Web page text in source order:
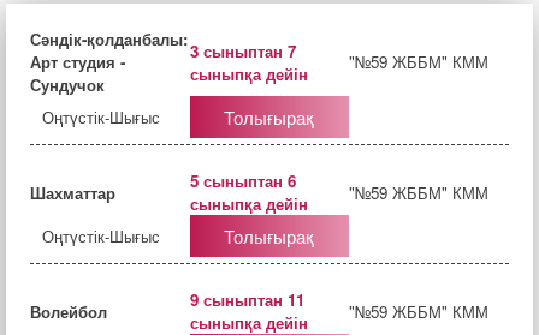
Сәндік-қолданбалы:
Арт студия -
Сундучок
3 сыныптан 7
сыныпқа дейін
"№59 ЖББМ" КММ
Оңтүстік-Шығыс Толығырақ
Шахматтар
5 сыныптан 6
сыныпқа дейін
"№59 ЖББМ" КММ
Оңтүстік-Шығыс
Толығырақ
Волейбол
9 сыныптан 11
сыныпқа дейін
"№59 ЖББМ" КММ